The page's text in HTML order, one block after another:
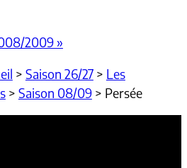
2009 »
> Saison 26/27> Les
> Saison 08/09> Persée